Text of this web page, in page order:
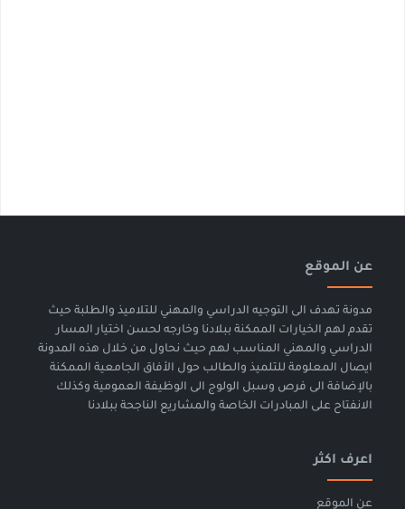
عن الموقع
مدونة تهدف الى التوجيه الدراسي والمهني للتلاميذ والطلبة حيث
تقدم لهم الخيارات الممكنة ببلادنا وخارجه لحسن اختيار المسار
الدراسي والمهني المناسب لهم حيث نحاول من خلال هذه المدونة
ايصال المعلومة للتلميذ والطالب حول الأفاق الجامعية الممكنة
بالإضافة الى فرص وسبل الولوج الى الوظيفة العمومية وكذلك
الانفتاح على المبادرات الخاصة والمشاريع الناجحة ببلادنا
اعرف اكثر
عن الموقع